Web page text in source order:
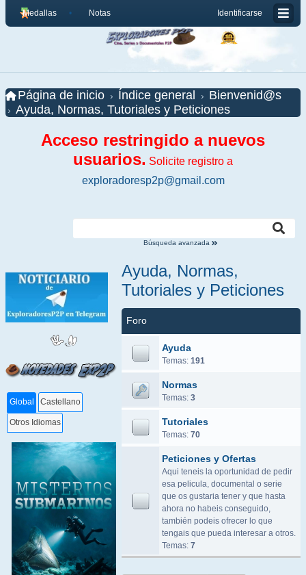
Identificarse
Medallas Notas
Página de inicio Índice general
Bienvenid@s
Ayuda, Normas, Tutoriales y Peticiones
Acceso restringido a nuevos
usuarios. Solicite registro a
exploradoresp2p@gmail.com
Búsqueda avanzada
Global Castellano
Otros Idiomas
Ayuda, Normas,
Tutoriales y Peticiones
Foro
Ayuda
Temas: 191
Normas
Temas: 3
Tutoriales
Temas: 70
Peticiones y Ofertas
Aqui teneis la oportunidad de pedir
esa pelicula, documental o serie
que os gustaria tener y que hasta
ahora no habeis conseguido,
también podeis ofrecer lo que
tengais que pueda interesar a otros.
Temas: 7